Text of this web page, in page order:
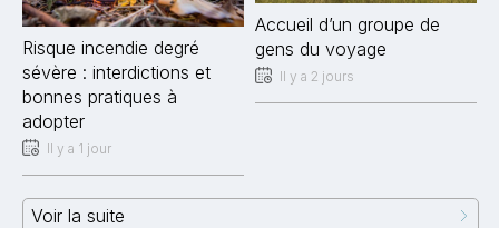
Risque incendie degré
sévère : interdictions et
bonnes pratiques à
adopter
Il y a 1 jour
Accueil d’un groupe de
gens du voyage
Il y a 2 jours
Voir la suite